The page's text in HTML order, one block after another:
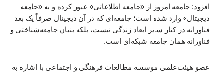
افزود: جامعه امروز از «جامعه اطلاعاتی» عبور کرده و به «جامعه
دیجیتال» وارد شده است؛ جامعه‌ای که در آن دیجیتال صرفاً یک بعد
فناورانه در کنار سایر ابعاد زندگی نیست، بلکه بنیان جامعه‌شناختی و
فناورانه همان جامعه شبکه‌ای است.
عضو هیئت‌علمی موسسه مطالعات فرهنگی و اجتماعی با اشاره به